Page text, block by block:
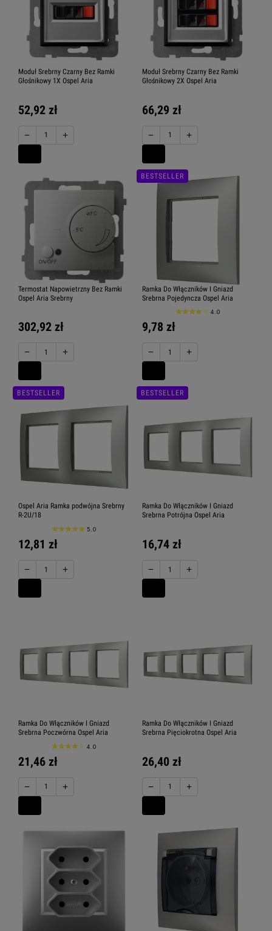
Moduł Srebrny Czarny Bez Ramki
Głośnikowy 1X Ospel Aria
52,92 zł
− +
Moduł Srebrny Czarny Bez Ramki
Głośnikowy 2X Ospel Aria
66,29 zł
− +
Termostat Napowietrzny Bez Ramki
Ospel Aria Srebrny
302,92 zł
− +
Ramka Do Włączników I Gniazd
Srebrna Pojedyncza Ospel Aria
4.0
9,78 zł
− +
BESTSELLER
Ospel Aria Ramka podwójna Srebrny
R-2U/18
5.0
12,81 zł
− +
BESTSELLER
Ramka Do Włączników I Gniazd
Srebrna Potrójna Ospel Aria
16,74 zł
− +
BESTSELLER
Ramka Do Włączników I Gniazd
Srebrna Poczwórna Ospel Aria
4.0
21,46 zł
− +
Ramka Do Włączników I Gniazd
Srebrna Pięciokrotna Ospel Aria
26,40 zł
− +